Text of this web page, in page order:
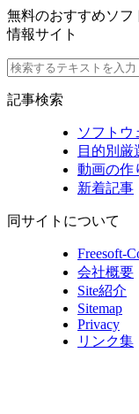
無料のおすすめソフ
情報サイト
記事検索
ソフトウ
目的別厳
動画の作
新着記事
同サイトについて
Freesoft-
会社概要
Site紹介
Sitemap
Privacy
リンク集